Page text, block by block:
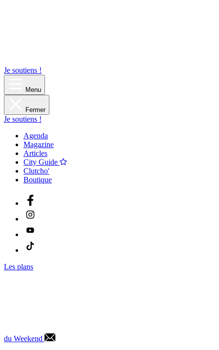
Je soutiens !
Menu
Fermer
Je soutiens !
Agenda
Magazine
Articles
City Guide
Clutcho'
Boutique
Les plans
du Weekend